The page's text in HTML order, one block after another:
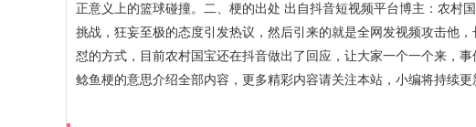
正意义上的篮球碰撞。二、梗的出处 出自抖音短视频平台博主：农村
挑战，狂妄至极的态度引发热议，然后引来的就是全网发视频攻击他
怼的方式，目前农村国宝还在抖音做出了回应，让大家一个一个来，
鲶鱼梗的意思介绍全部内容，更多精彩内容请关注本站，小编将持续更